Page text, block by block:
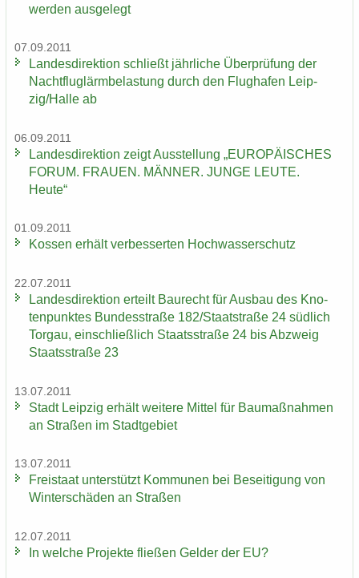
wer­den aus­ge­legt
07.09.2011
Lan­des­di­rek­ti­on schließt jähr­li­che Über­prü­fung der
Nacht­flug­lärm­be­las­tung durch den Flug­ha­fen Leip­
zig/Halle ab
06.09.2011
Lan­des­di­rek­ti­on zeigt Aus­stel­lung „EU­RO­PÄI­SCHES
FORUM. FRAU­EN. MÄN­NER. JUNGE LEUTE.
Heute“
01.09.2011
Kos­sen er­hält ver­bes­ser­ten Hoch­was­ser­schutz
22.07.2011
Lan­des­di­rek­ti­on er­teilt Bau­recht für Aus­bau des Kno­
ten­punk­tes Bun­des­stra­ße 182/Staat­stra­ße 24 süd­lich
Tor­gau, ein­schließ­lich Staats­stra­ße 24 bis Ab­zweig
Staats­stra­ße 23
13.07.2011
Stadt Leip­zig er­hält wei­te­re Mit­tel für Bau­maß­nah­men
an Stra­ßen im Stadt­ge­biet
13.07.2011
Frei­staat un­ter­stützt Kom­mu­nen bei Be­sei­ti­gung von
Win­ter­schä­den an Stra­ßen
12.07.2011
In wel­che Pro­jek­te flie­ßen Gel­der der EU?